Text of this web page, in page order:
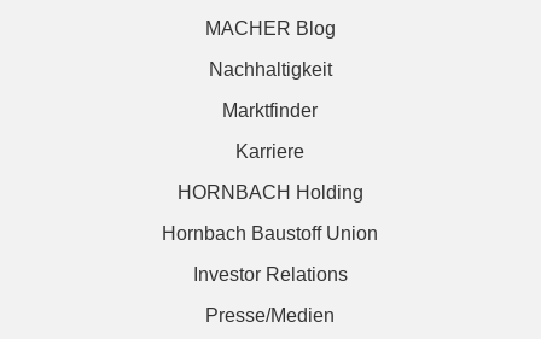
MACHER Blog
Nachhaltigkeit
Marktfinder
Karriere
HORNBACH Holding
Hornbach Baustoff Union
Investor Relations
Presse/Medien